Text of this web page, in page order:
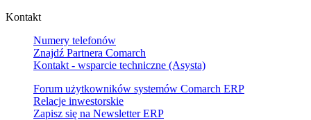
Kontakt
Numery telefonów
Znajdź Partnera Comarch
Kontakt - wsparcie techniczne (Asysta)
Forum użytkowników systemów Comarch ERP
Relacje inwestorskie
Zapisz się na Newsletter ERP